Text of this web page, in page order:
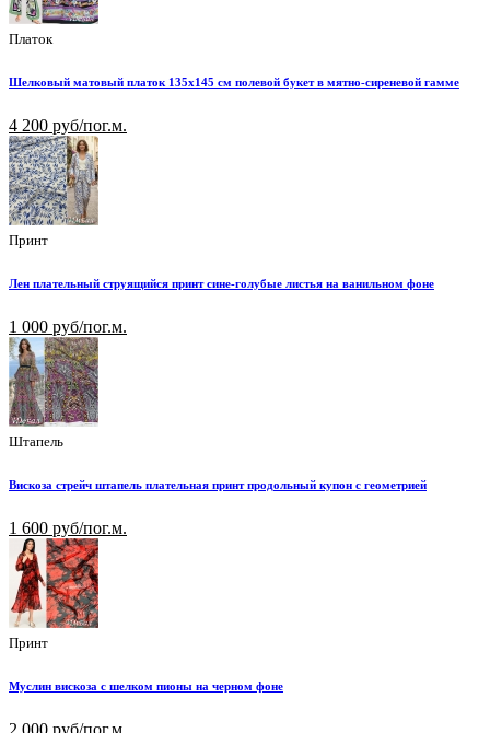
Платок
Шелковый матовый платок 135х145 см полевой букет в мятно-сиреневой гамме
4 200 руб/пог.м.
Принт
Лен плательный струящийся принт сине-голубые листья на ванильном фоне
1 000 руб/пог.м.
Штапель
Вискоза стрейч штапель плательная принт продольный купон с геометрией
1 600 руб/пог.м.
Принт
Муслин вискоза с шелком пионы на черном фоне
2 000 руб/пог.м.